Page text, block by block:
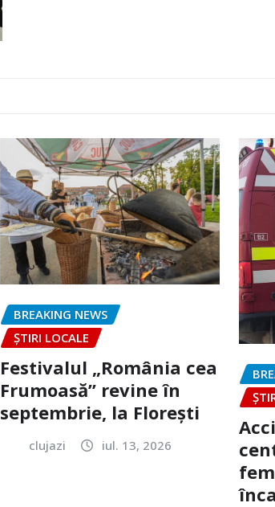
BREAKING NEWS
ȘTIRI LOCALE
Festivalul „România cea
Frumoasă” revine în
septembrie, la Florești
clujazi iul. 13, 2026